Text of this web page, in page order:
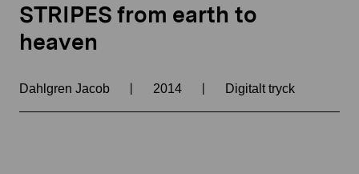
STRIPES from earth to
heaven
Dahlgren Jacob | 2014 | Digitalt tryck